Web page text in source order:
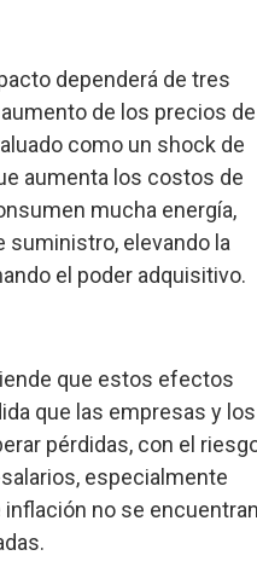
dependerá de tres
de los precios de
como un shock de
aumenta los costos de
mucha energía,
suministro, elevando la
el poder adquisitivo.
que estos efectos
que las empresas y los
pérdidas, con el
especialmente
no se